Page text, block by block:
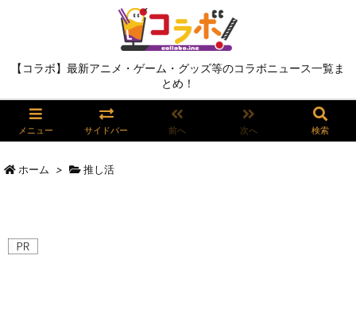
【コラボ】最新アニメ・ゲーム・グッズ等のコラボニュース一覧ま
とめ！
メニュー サイドバー 前へ 次へ 検索
ホーム > 推し活